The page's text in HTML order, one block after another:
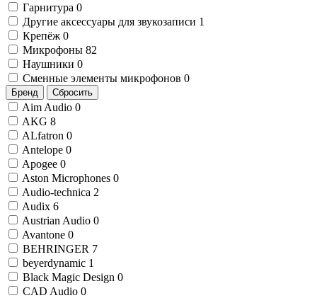
Гарнитура 0
Другие аксессуары для звукозаписи 1
Крепёж 0
Микрофоны 82
Наушники 0
Сменные элементы микрофонов 0
Бренд Сбросить
Aim Audio 0
AKG 8
ALfatron 0
Antelope 0
Apogee 0
Aston Microphones 0
Audio-technica 2
Audix 6
Austrian Audio 0
Avantone 0
BEHRINGER 7
beyerdynamic 1
Black Magic Design 0
CAD Audio 0